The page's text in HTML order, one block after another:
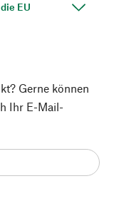
EU
Gerne können
Ihr E-Mail-